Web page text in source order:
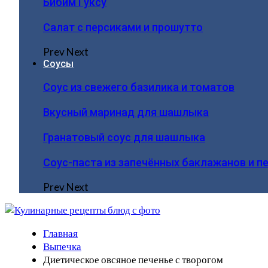
Салат с персиками и прошутто
PrevNext
Соусы
Соус из свежего базилика и томатов
Вкусный маринад для шашлыка
Гранатовый соус для шашлыка
Соус-паста из запечённых баклажанов и
PrevNext
Главная
Выпечка
Диетическое овсяное печенье с творогом